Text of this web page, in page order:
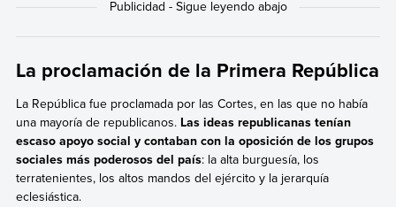
La proclamación de la Primera República
La República fue proclamada por las Cortes, en las que no había
una mayoría de republicanos. Las ideas republicanas tenían
escaso apoyo social y contaban con la oposición de los grupos
sociales más poderosos del país: la alta burguesía, los
terratenientes, los altos mandos del ejército y la jerarquía
eclesiástica.